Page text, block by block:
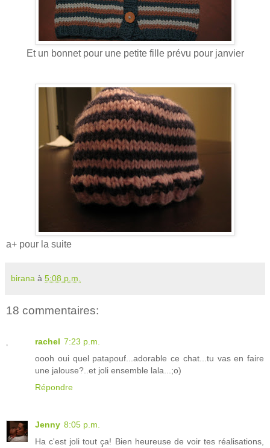
Et un bonnet pour une petite fille prévu pour janvier
a+ pour la suite
birana à 5:08 p.m.
18 commentaires:
rachel 7:23 p.m.
oooh oui quel patapouf...adorable ce chat...tu vas en faire
une jalouse?..et joli ensemble lala...;o)
Répondre
Jenny 8:05 p.m.
Ha c'est joli tout ça! Bien heureuse de voir tes réalisations,